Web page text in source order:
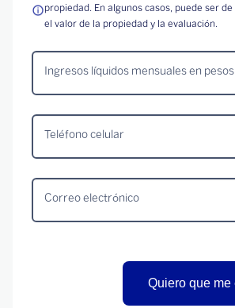
propiedad. En algunos casos, puede ser de
el valor de la propiedad y la evaluación.
Ingresos líquidos mensuales en pesos
Teléfono celular
Correo electrónico